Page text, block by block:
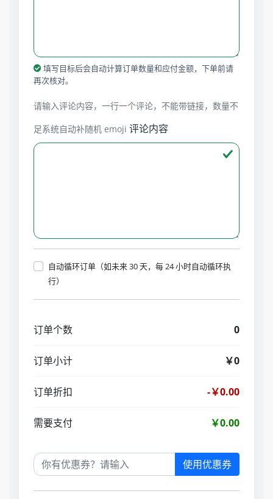
填写目标后会自动计算订单数量和应付金额，下单前请
再次核对。
请输入评论内容，一行一个评论，不能带链接，数量不
足系统自动补随机 emoji 评论内容
自动循环订单（如未来 30 天，每 24 小时自动循环执
行）
订单个数 0
订单小计 ￥0
订单折扣 -￥0.00
需要支付 ￥0.00
使用优惠券